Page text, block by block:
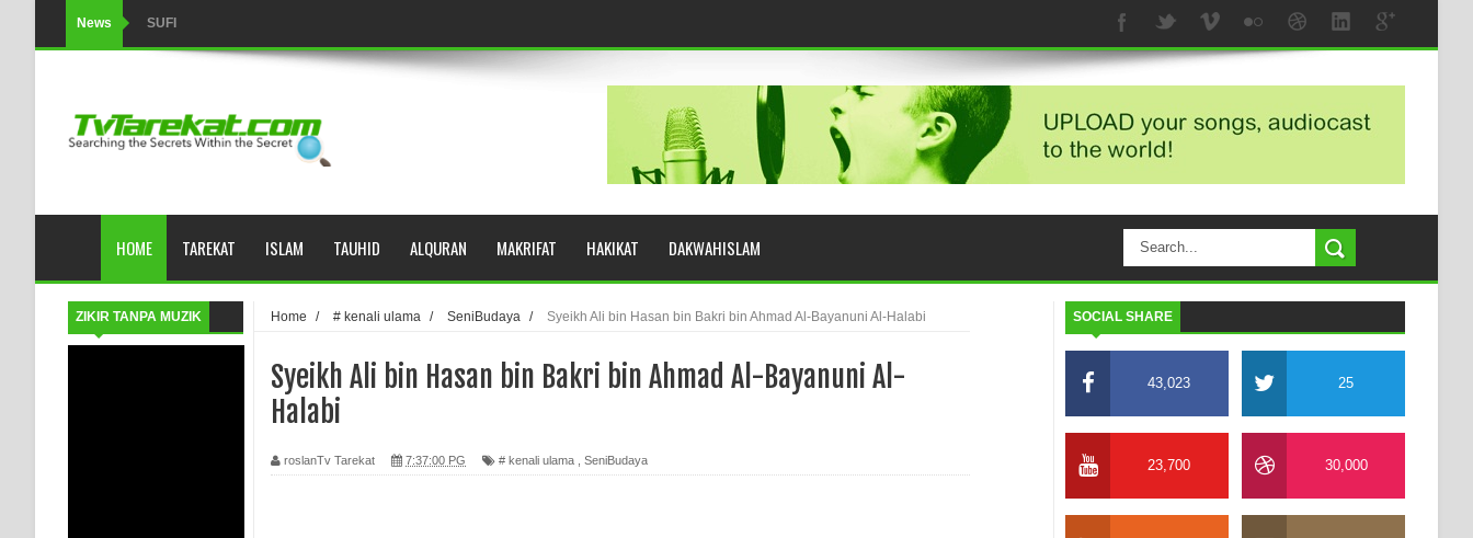
News SUFI
Tertipu: Sehat dan Waktu Luang
HIKMAH AL-HIKAM IMAM IBNU ‘AṬĀ’ILLĀH - Peringkat-peringkat Zikir
AHLI SUFFAH: GOLONGAN SUFI PERTAMA DI ZAMAN RASULULLAH SAW?
WAHDATUL WUJUD (IBNU ARABI) DAN WAHDATUS SYUHUD (AHMAD SIRHINDI)
Wusul kepada Allah
Hati dan dua sayap
MUKASYAFAH MENURUT AHL AL-SUNNAH WAL JAMA'AH: BUKAN SEKADAR MELIHAT, TETAPI MENGENAL DIRI
HOME TAREKAT ISLAM TAUHID ALQURAN MAKRIFAT HAKIKAT DAKWAHISLAM
ZIKIR TANPA MUZIK Home / # kenali ulama / SeniBudaya / Syeikh Ali bin Hasan bin Bakri bin Ahmad Al-Bayanuni Al-Halabi
Syeikh Ali bin Hasan bin Bakri bin Ahmad Al-Bayanuni Al-
Halabi
roslanTv Tarekat 7:37:00 PG # kenali ulama SeniBudaya
SOCIAL SHARE
43,023 25
23,700 30,000